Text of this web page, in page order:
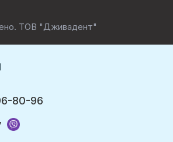
ТОВ "Дживадент"
80-96